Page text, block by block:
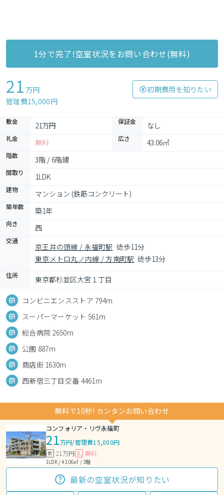
1分で完了!空室状況をお問い合わせ(無料)
21 万円
管理費15,000円
初期費用を知りたい
敷金 21万円 保証金 なし
礼金 無料 広さ 43.06㎡
階数 3階 / 6階建
間取り 1LDK
建物 マンション (鉄筋コンクリート)
築年数 築1年
向き 西
交通
京王井の頭線 / 永福町駅 徒歩11分
東京メトロ丸ノ内線 / 方南町駅 徒歩13分
住所 東京都杉並区大宮１丁目
コンビニエンスストア 794m
スーパーマーケット 561m
総合病院 2650m
公園 887m
商店街 1630m
西新宿三丁目交番 4461m
無料で10秒! カンタンお問い合わせ
コンフォリア・リヴ永福町
21万円/管理費15,000円
敷 21万円 礼 無料
1LDK / 43.06㎡ / 3階
最新の空室状況が知りたい